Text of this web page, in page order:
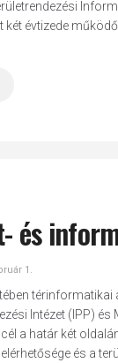
évtizede
és
1.
Intézet (IPP)
a határ két
és a